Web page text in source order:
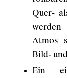
Quer-
Atmos
Bild-
Ein